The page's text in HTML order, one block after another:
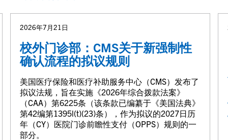
2026年7月21日
校外门诊部：CMS关于新强制性
确认流程的拟议规则
美国医疗保险和医疗补助服务中心（CMS）发布了
拟议法规，旨在实施《2026年综合拨款法案》
（CAA）第6225条（该条款已编纂于《美国法典》
第42编第1395l(t)(23)条），作为拟议的2027日历
年（CY）医院门诊前瞻性支付（OPPS）规则的一
部分。